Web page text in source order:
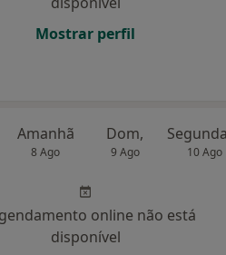
Mostrar perfil
Amanhã
8 Ago
Dom,
9 Ago 10 Ago
online não está
disponível